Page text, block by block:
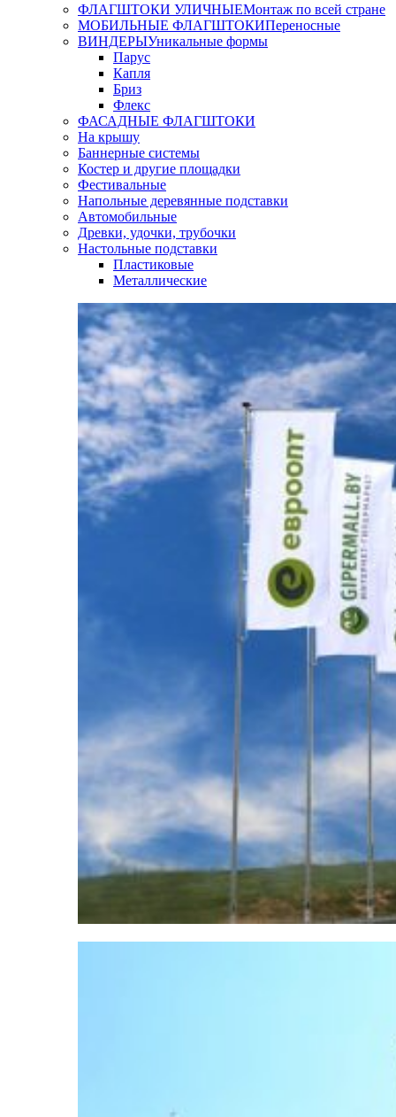
ФЛАГШТОКИ УЛИЧНЫЕМонтаж по всей стране
МОБИЛЬНЫЕ ФЛАГШТОКИПереносные
ВИНДЕРЫУникальные формы
Парус
Капля
Бриз
Флекс
ФАСАДНЫЕ ФЛАГШТОКИ
На крышу
Баннерные системы
Костер и другие площадки
Фестивальные
Напольные деревянные подставки
Автомобильные
Древки, удочки, трубочки
Настольные подставки
Пластиковые
Металлические